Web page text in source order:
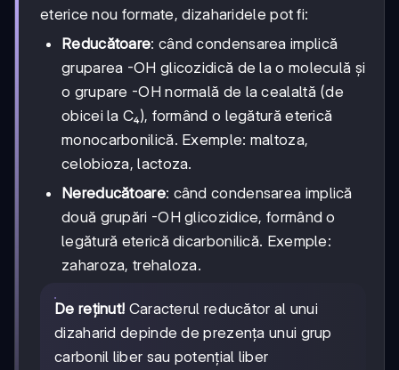
eterice nou formate, dizaharidele pot fi:
Reducătoare: când condensarea implică
gruparea -OH glicozidică de la o moleculă și
o grupare -OH normală de la cealaltă (de
obicei la C₄), formând o legătură eterică
monocarbonilică. Exemple: maltoza,
celobioza, lactoza.
Nereducătoare: când condensarea implică
două grupări -OH glicozidice, formând o
legătură eterică dicarbonilică. Exemple:
zaharoza, trehaloza.
De reținut! Caracterul reducător al unui
dizaharid depinde de prezența unui grup
carbonil liber sau potențial liber